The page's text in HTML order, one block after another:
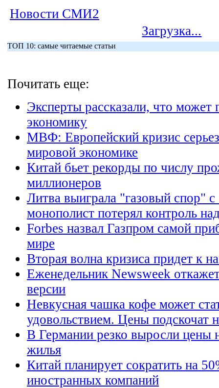
Новости СМИ2
Загрузка...
ТОП 10: самые читаемые статьи
Почитать еще:
Эксперты рассказали, что
экономику
МВФ: Европейский кризис
мировой экономике
Китай бьет рекорды по числу
миллионеров
Литва выиграла "газовый спор"
монополист потерял контроль
Forbes назвал Газпром самой
мире
Вторая волна кризиса придет к
Еженедельник Newsweek
версии
Невкусная чашка кофе может
удовольствием. Цены подскочат
В Германии резко выросли цены
жилья
Китай планирует сократить на
иностранных компаний